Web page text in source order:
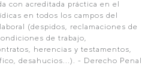
con acreditada práctica en el
en todos los campos del
(despidos, reclamaciones de
de trabajo,
herencias y testamentos,
desahucios...). - Derecho Penal